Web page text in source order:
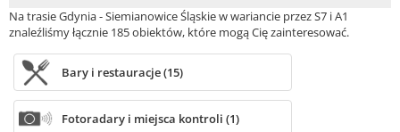
Na trasie Gdynia - Siemianowice Śląskie w wariancie przez S7 i A1
znaleźliśmy łącznie 185 obiektów, które mogą Cię zainteresować.
Bary i restauracje (15)
Fotoradary i miejsca kontroli (1)